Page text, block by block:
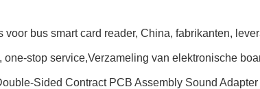
voor bus smart card reader, China, fabrikanten,
stop service,Verzameling van elektronische
Sided Contract PCB Assembly Sound